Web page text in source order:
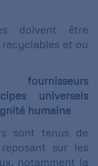
doivent être
et ou
fournisseurs
universels
humaine
sont tenus de
sur les
notamment la